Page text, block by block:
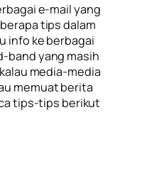
e-mail yang
tips dalam
info ke berbagai
band yang masih
media-media
memuat berita
tips-tips berikut